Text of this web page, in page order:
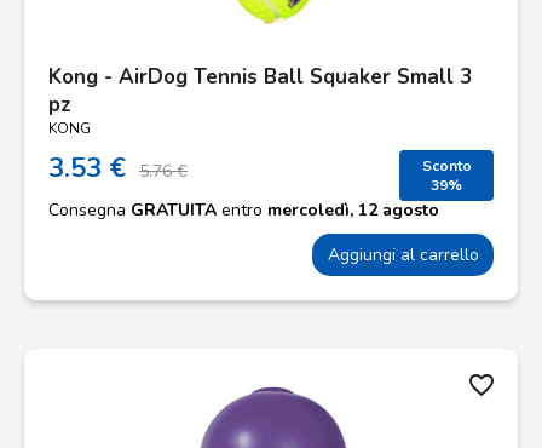
Kong - AirDog Tennis Ball Squaker Small 3
pz
KONG
3.53 € 5.76 €
Sconto
39%
Consegna GRATUITA entro mercoledì, 12 agosto
Aggiungi al carrello
favorite_border